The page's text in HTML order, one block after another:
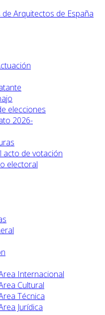
elecciones
2026-
acto de votación
electoral
Internacional
Cultural
Técnica
Jurídica